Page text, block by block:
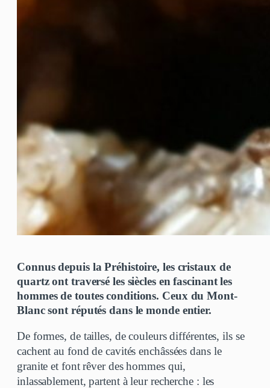
Connus depuis la Préhistoire, les cristaux de
quartz ont traversé les siècles en fascinant les
hommes de toutes conditions. Ceux du Mont-
Blanc sont réputés dans le monde entier.
De formes, de tailles, de couleurs différentes, ils se
cachent au fond de cavités enchâssées dans le
granite et font rêver des hommes qui,
inlassablement, partent à leur recherche : les